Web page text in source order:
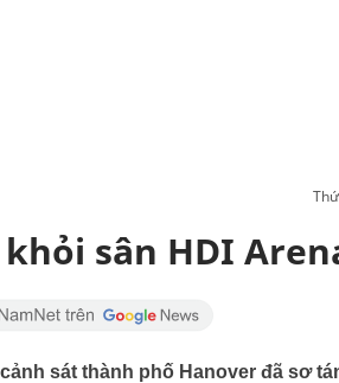
sân HDI
sát thành phố Hanover đã sơ